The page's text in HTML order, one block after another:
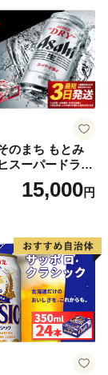
のまち もとみ
スーパードライ
合計8.4L 1ケー
ル度数5% 缶ビー
カメイ 本宮市
】
15,000円